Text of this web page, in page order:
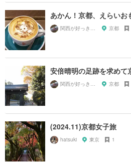
あかん！京都、えらいお
関西が好っきゃねん 京都
安倍晴明の足跡を求めて
関西が好っきゃねん 京都
(2024.11)京都女子旅
hatsuki 東京 1